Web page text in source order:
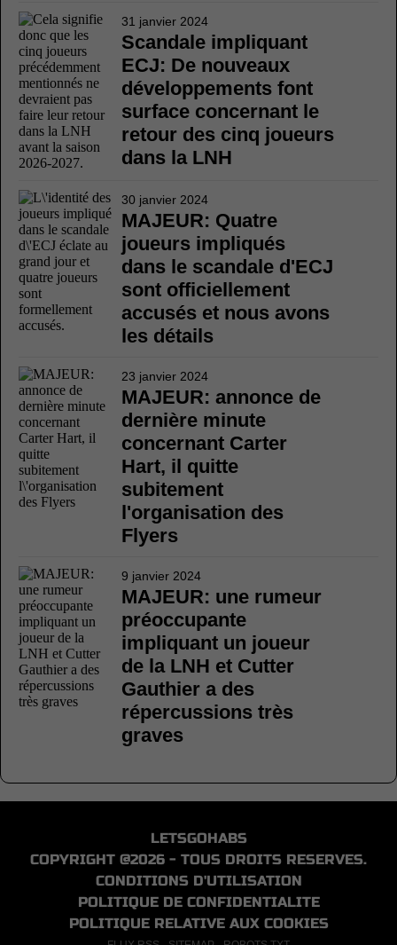
31 janvier 2024
Scandale impliquant
ECJ: De nouveaux
développements font
surface concernant le
retour des cinq joueurs
dans la LNH
30 janvier 2024
MAJEUR: Quatre
joueurs impliqués
dans le scandale d'ECJ
sont officiellement
accusés et nous avons
les détails
23 janvier 2024
MAJEUR: annonce de
dernière minute
concernant Carter
Hart, il quitte
subitement
l'organisation des
Flyers
9 janvier 2024
MAJEUR: une rumeur
préoccupante
impliquant un joueur
de la LNH et Cutter
Gauthier a des
répercussions très
graves
LETSGOHABS
COPYRIGHT @2026 - TOUS DROITS RESERVES.
CONDITIONS D'UTILISATION
POLITIQUE DE CONFIDENTIALITE
POLITIQUE RELATIVE AUX COOKIES